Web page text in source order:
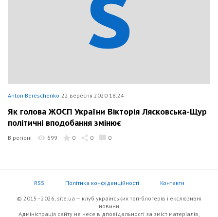
Anton Bereschenko 22 вересня 2020 18:24
Як голова ЖОСП України Вікторія Лясковська-Щур
політичні вподобання змінює
В регіоні 699 0 0 0
RSS Політика конфіденційності Контакти
© 2015–2026, site.ua — клуб українських топ-блогерів i екслюзивнi
новини
Адміністрація сайту не несе відповідальності за зміст матеріалів,